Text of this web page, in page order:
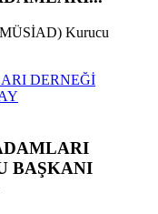
Kurucu
DERNEĞİ
BAŞKANI